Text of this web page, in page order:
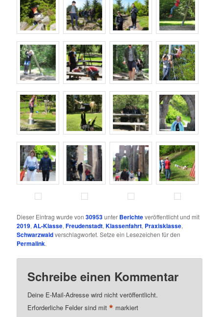
Dieser Eintrag wurde von30953unter Berichteveröffentlicht und mit
2019,AL-Klasse,Freudenstadt,Klassenfahrt, Praxisklasse,
Schwarzwaldverschlagwortet. Setze ein Lesezeichen für den
Permalink.
Schreibe einen Kommentar
Deine E-Mail-Adresse wird nicht veröffentlicht.
Erforderliche Felder sind mit* markiert